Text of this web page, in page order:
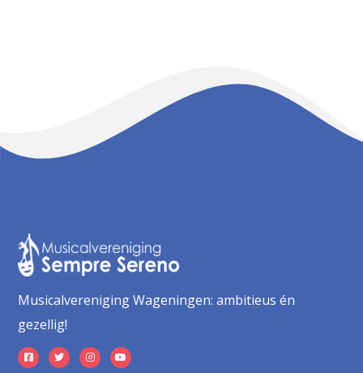
Musicalvereniging Wageningen: ambitieus én
gezellig!